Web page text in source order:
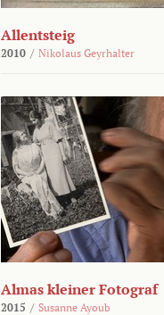
Allentsteig
2010 / Nikolaus Geyrhalter
Almas kleiner Fotograf
2015 / Susanne Ayoub